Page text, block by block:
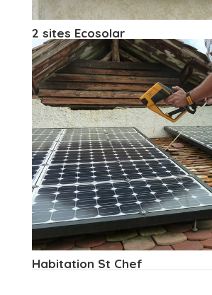
2 sites Ecosolar
Habitation St Chef